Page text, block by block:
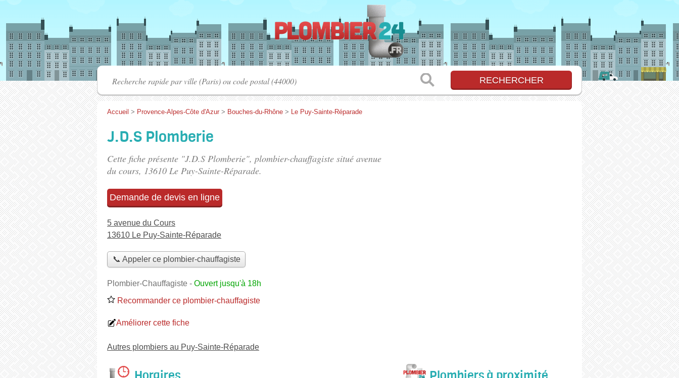
Accueil > Provence-Alpes-Côte d'Azur > Bouches-du-Rhône > Le Puy-Sainte-Réparade
J.D.S Plomberie
Cette fiche présente "J.D.S Plomberie", plombier-chauffagiste situé avenue
du cours, 13610 Le Puy-Sainte-Réparade.
Demande de devis en ligne
5 avenue du Cours
13610 Le Puy-Sainte-Réparade
📞 Appeler ce plombier-chauffagiste
Plombier-Chauffagiste - Ouvert jusqu'à 18h
Recommander ce plombier-chauffagiste
Améliorer cette fiche
Autres plombiers au Puy-Sainte-Réparade